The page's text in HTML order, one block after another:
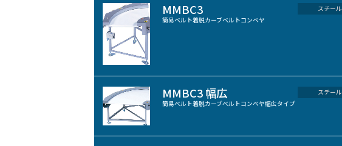
MMBC3
スチール
簡易ベルト着脱カーブベルトコンベヤ
MMBC3 幅広
スチール
簡易ベルト着脱カーブベルトコンベヤ幅広タイプ